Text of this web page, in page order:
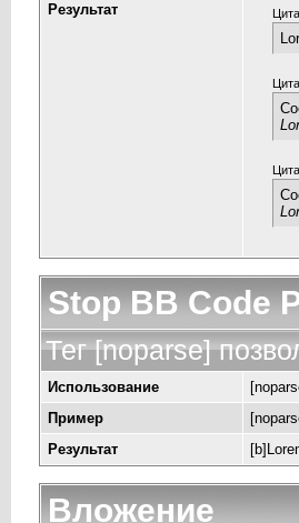
Результат
Stop BB Code
Тег [noparse]
Использование
Пример
Результат
Вложение